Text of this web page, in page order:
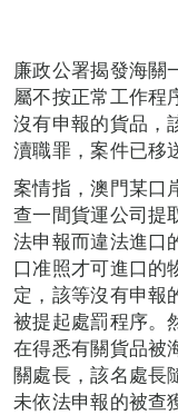
廉政公署揭發海關
屬不按正常工作程
沒有申報的貨品，
瀆職罪，案件已移
案情指，澳門某口
查一間貨運公司提
法申報而違法進口
口准照才可進口的
定，該等沒有申報
被提起處罰程序。
在得悉有關貨品被
關處長，該名處長
未依法申報的被查